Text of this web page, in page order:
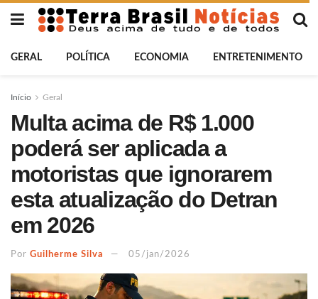
GERAL POLÍTICA ECONOMIA ENTRETENIMENTO
Início Geral
Multa acima de R$ 1.000
poderá ser aplicada a
motoristas que ignorarem
esta atualização do Detran
em 2026
Por Guilherme Silva 05/jan/2026